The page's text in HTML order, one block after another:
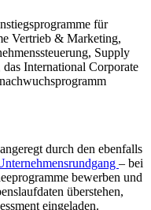
für
Vertrieb & Marketing,
Supply
International Corporate
durch den ebenfalls
– bei
bewerben und
überstehen,
eingeladen.